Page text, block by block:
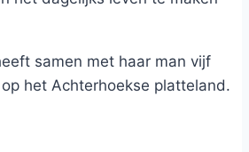
samen met haar man vijf
het Achterhoekse platteland.